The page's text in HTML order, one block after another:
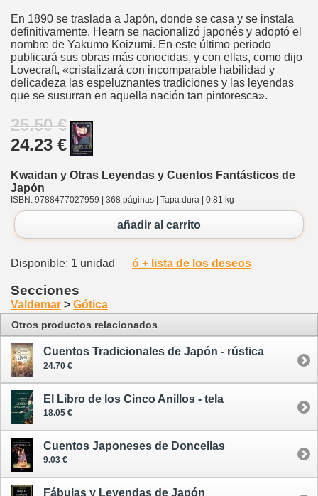
En 1890 se traslada a Japón, donde se casa y se instala
definitivamente. Hearn se nacionalizó japonés y adoptó el
nombre de Yakumo Koizumi. En este último periodo
publicará sus obras más conocidas, y con ellas, como dijo
Lovecraft, «cristalizará con incomparable habilidad y
delicadeza las espeluznantes tradiciones y las leyendas
que se susurran en aquella nación tan pintoresca».
25.50 €
24.23 €
Kwaidan y Otras Leyendas y Cuentos Fantásticos de
Japón
ISBN: 9788477027959 | 368 páginas | Tapa dura | 0.81 kg
añadir al carrito
Disponible: 1 unidad ó + lista de los deseos
Secciones
Valdemar > Gótica
Otros productos relacionados
Cuentos Tradicionales de Japón - rústica
24.70 €
El Libro de los Cinco Anillos - tela
18.05 €
Cuentos Japoneses de Doncellas
9.03 €
Fábulas y Leyendas de Japón